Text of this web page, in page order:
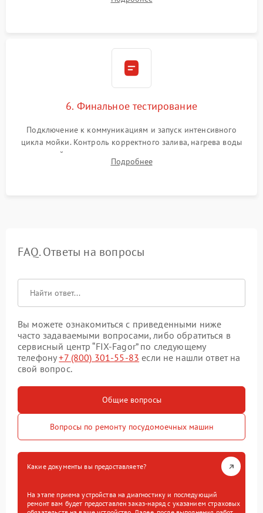
сборка корпуса и установка датчика поплавка.
6. Финальное тестирование
Подключение к коммуникациям и запуск интенсивного
цикла мойки. Контроль корректного залива, нагрева воды
до нужной температуры, отсутствия посторонних шумов,
штатного слива и абсолютной сухости в поддоне.
Подробнее
FAQ. Ответы на вопросы
Вы можете ознакомиться с приведенными ниже
часто задаваемыми вопросами, либо обратиться в
сервисный центр “FIX-Fagor” по следующему
телефону+7 (800) 301-55-83 если не нашли ответ на
свой вопрос.
Общие вопросы
Вопросы по ремонту посудомоечных машин
Какие документы вы предоставляете?
На этапе приема устройства на диагностику и последующий
ремонт вам будет предоставлен заказ-наряд с указанием страховых